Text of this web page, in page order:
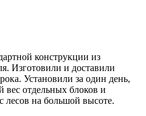
конструкции из
Изготовили и доставили
Установили за один день,
вес отдельных блоков и
лесов на большой высоте.